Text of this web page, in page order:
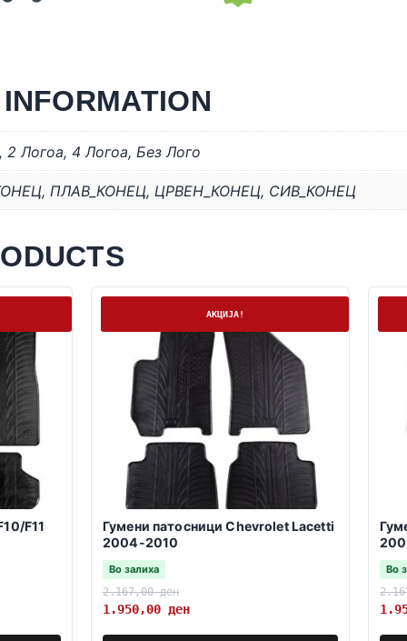
, 2 Логоa, 4 Логоa, Без Лого
, ПЛАВ_КОНЕЦ, ЦРВЕН_КОНЕЦ, СИВ_КОНЕЦ
F11
АКЦИЈА!
Гумени патосници Chevrolet Lacetti
2004-2010
Во залиха
2.167,00ден
1.950,00 ден
Во